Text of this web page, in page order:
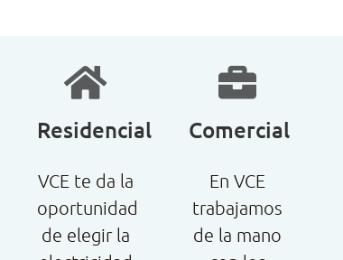
Residencial
VCE te da la
oportunidad
de elegir la
Comercial
En VCE
trabajamos
de la mano